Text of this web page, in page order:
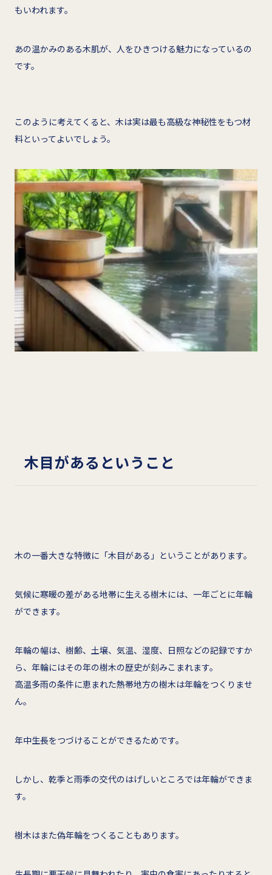
もいわれます。
あの温かみのある木肌が、人をひきつける魅力になっているの
です。
このように考えてくると、木は実は最も高級な神秘性をもつ材
料といってよいでしょう。
木目があるということ
木の一番大きな特徴に「木目がある」ということがあります。
気候に寒暖の差がある地帯に生える樹木には、一年ごとに年輪
ができます。
年輪の幅は、樹齢、土壌、気温、湿度、日照などの記録ですか
ら、年輪にはその年の樹木の歴史が刻みこまれます。
高温多雨の条件に恵まれた熱帯地方の樹木は年輪をつくりませ
ん。
年中生長をつづけることができるためです。
しかし、乾季と雨季の交代のはげしいところでは年輪ができま
す。
樹木はまた偽年輪をつくることもあります。